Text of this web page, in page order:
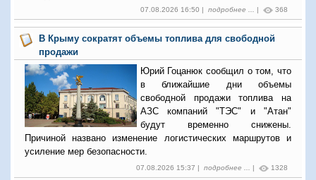
07.08.2026 16:50 | подробнее ... | 368
В Крыму сократят объемы топлива для свободной
продажи
Юрий Гоцанюк сообщил о том, что
в ближайшие дни объемы
свободной продажи топлива на
АЗС компаний "ТЭС" и "Атан"
будут временно снижены.
Причиной названо изменение логистических маршрутов и
усиление мер безопасности.
07.08.2026 15:37 | подробнее ... | 1328